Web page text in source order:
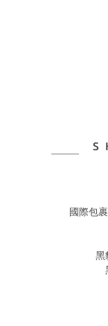
國際包
黑